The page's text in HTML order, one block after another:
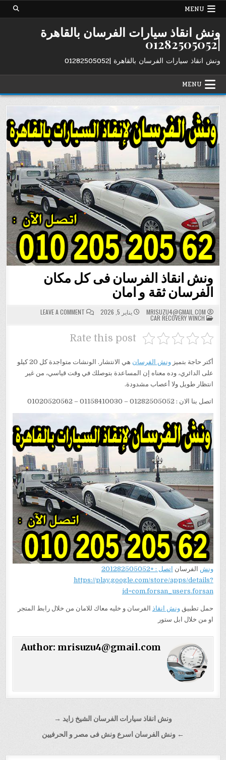
Skip
MENU
ونش انقاذ سيارات الفرسان بالقاهرة
|01282505052
ونش انقاذ سيارات الفرسان بالقاهرة |01282505052
MENU
ونش انقاذ الفرسان فى كل مكان
الفرسان ثقة و امان
MRISUZU4@GMAIL.COM يناير 5, 2026 LEAVE A COMMENT
ON
ونش
انقاذ
ثقة
و
امان
POSTED
IN
CAR RECOVERY WINCH
Rate this post
أكتر حاجة بتميزونش الفرسان
هي الانتشار. الونشات متواجدة كل 20 كيلو
على الدائري، وده معناه إن المساعدة بتوصلك في وقت قياسي، من غير
انتظار طويل ولا أعصاب مشدودة.
اتصل بنا الان : 01282505052 – 01158410030 – 01020520562
ونش الفرسان اتصل : +201282505052
https://play.google.com/store/apps/details?
id=com.forsan_users.forsan
حمل تطبيقونش انقاذ الفرسان و خليه معاك للامان من خلال رابط المتجر
او من خلال ابل ستور
Author: mrisuzu4@gmail.com
المقالات
ونش انقاذ سيارات الفرسان الشيخ زايد →
← ونش الفرسان اسرع ونش فى مصر و الحرفيين